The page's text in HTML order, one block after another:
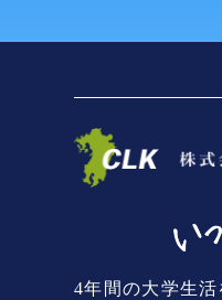
4年間の大学生活